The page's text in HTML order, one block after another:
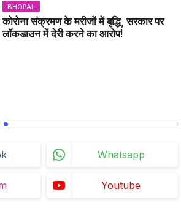
BHOPAL
कोरोना संक्रमण के मरीजों में बृद्धि, सरकार पर
लॉकडाउन में देरी करने का आरोप!
Whatsapp
Youtube